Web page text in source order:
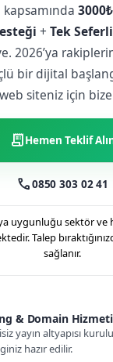
+ Tek
2026’ya
bir dijital
siteniz için bize
receipt_longHemen Teklif
call0850 303 02 41
uygunluğu sektör ve
Talep
sağlanır.
& Domain Hizmeti
yayın altyapısı
hazır edilir.